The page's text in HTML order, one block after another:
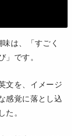
は、「すごく
」です。
文を、イメージ
感覚に落とし込
た。